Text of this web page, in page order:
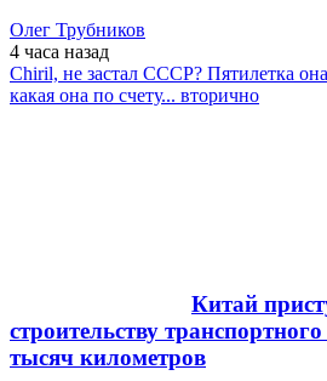
Олег Трубников
4 часа назад
Chiril, не застал СССР? Пятилетка
какая она по счету... вторично
Китай
строительству
тысяч километров